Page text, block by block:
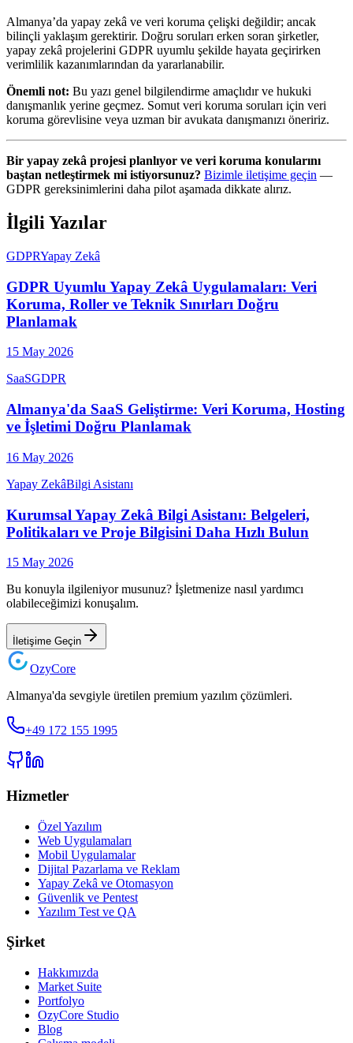
Almanya’da yapay zekâ ve veri koruma çelişki değildir; ancak
bilinçli yaklaşım gerektirir. Doğru soruları erken soran şirketler,
yapay zekâ projelerini GDPR uyumlu şekilde hayata geçirirken
verimlilik kazanımlarından da yararlanabilir.
Önemli not: Bu yazı genel bilgilendirme amaçlıdır ve hukuki
danışmanlık yerine geçmez. Somut veri koruma soruları için veri
koruma görevlisine veya uzman bir avukata danışmanızı öneririz.
Bir yapay zekâ projesi planlıyor ve veri koruma konularını
baştan netleştirmek mi istiyorsunuz? Bizimle iletişime geçin —
GDPR gereksinimlerini daha pilot aşamada dikkate alırız.
İlgili Yazılar
GDPRYapay Zekâ
GDPR Uyumlu Yapay Zekâ Uygulamaları: Veri
Koruma, Roller ve Teknik Sınırları Doğru
Planlamak
15 May 2026
SaaSGDPR
Almanya'da SaaS Geliştirme: Veri Koruma, Hosting
ve İşletimi Doğru Planlamak
16 May 2026
Yapay ZekâBilgi Asistanı
Kurumsal Yapay Zekâ Bilgi Asistanı: Belgeleri,
Politikaları ve Proje Bilgisini Daha Hızlı Bulun
15 May 2026
Bu konuyla ilgileniyor musunuz? İşletmenize nasıl yardımcı
olabileceğimizi konuşalım.
İletişime Geçin
OzyCore
Almanya'da sevgiyle üretilen premium yazılım çözümleri.
+49 172 155 1995
Hizmetler
Özel Yazılım
Web Uygulamaları
Mobil Uygulamalar
Dijital Pazarlama ve Reklam
Yapay Zekâ ve Otomasyon
Güvenlik ve Pentest
Yazılım Test ve QA
Şirket
Hakkımızda
Market Suite
Portfolyo
OzyCore Studio
Blog